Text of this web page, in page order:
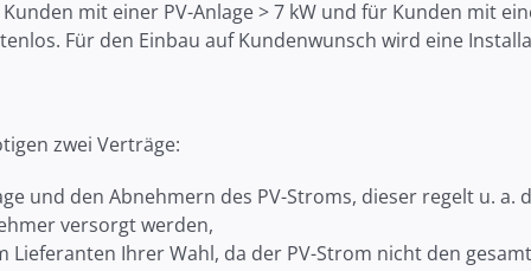
mit einer PV-Anlage > 7 kW und für Kunden mit
Für den Einbau auf Kundenwunsch wird eine
zwei Verträge:
und den Abnehmern des PV-Stroms, dieser regelt u.
versorgt werden,
Ihrer Wahl, da der PV-Strom nicht den